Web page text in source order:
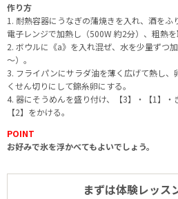
作り方
1. 耐熱容器にうなぎの蒲焼きを入れ、酒をふ
電子レンジで加熱し（500W 約2分）、粗熱を
2. ボウルに《a》を入れ混ぜ、水を少量ずつ
～）。
3. フライパンにサラダ油を薄く広げて熱し
くせん切りにして錦糸卵にする。
4. 器にそうめんを盛り付け、【3】・【1】・
【2】をかける。
POINT
お好みで氷を浮かべてもよいでしょう。
まずは体験レッス